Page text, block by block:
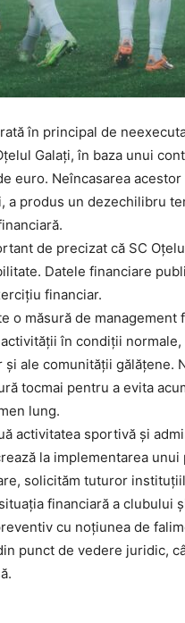
în principal de
Galați, în baza unui
euro. Neîncasarea
a produs un dezechilibru
de precizat că SC
Datele financiare
financiar.
o măsură de
în condiții
ale comunității gălățene.
tocmai pentru a evita
lung.
activitatea sportivă și
la implementarea
solicităm tuturor
financiară a clubului
cu noțiunea de
punct de vedere juridic,